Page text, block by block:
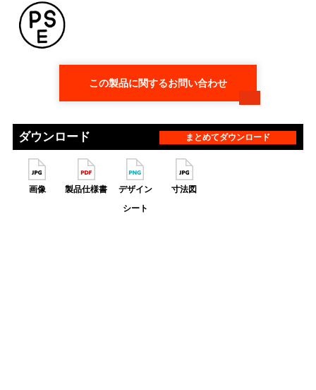
この製品に関するお問い合わせ
ダウンロード まとめてダウンロード
画像 製品仕様書
デザイン
シート
寸法図